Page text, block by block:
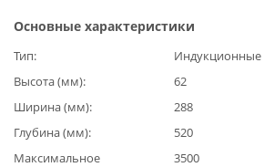
Основные характеристики
Тип
Индукционные
Высота (мм)
62
Ширина (мм)
288
Глубина (мм)
520
Максимальное
3500